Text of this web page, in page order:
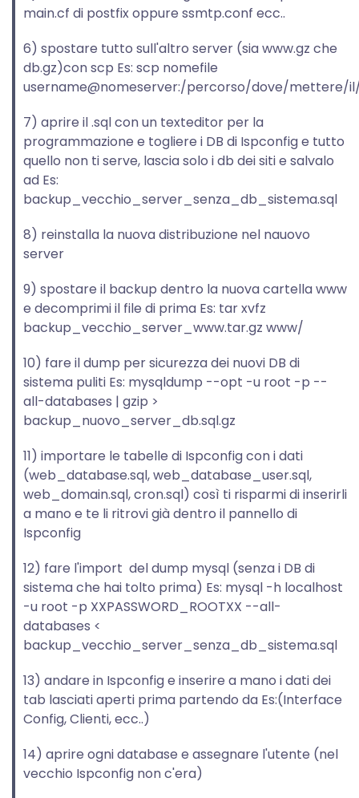
main.cf di postfix oppure ssmtp.conf ecc..
6) spostare tutto sull'altro server (sia www.gz che
db.gz)con scp Es: scp nomefile
username@nomeserver:/percorso/dove/mettere/
7) aprire il .sql con un texteditor per la
programmazione e togliere i DB di Ispconfig e tutto
quello non ti serve, lascia solo i db dei siti e salvalo
ad Es:
backup_vecchio_server_senza_db_sistema.sql
8) reinstalla la nuova distribuzione nel nauovo
server
9) spostare il backup dentro la nuova cartella www
e decomprimi il file di prima Es: tar xvfz
backup_vecchio_server_www.tar.gz www/
10) fare il dump per sicurezza dei nuovi DB di
sistema puliti Es: mysqldump --opt -u root -p --
all-databases | gzip >
backup_nuovo_server_db.sql.gz
11) importare le tabelle di Ispconfig con i dati
(web_database.sql, web_database_user.sql,
web_domain.sql, cron.sql) così ti risparmi di inserirli
a mano e te li ritrovi già dentro il pannello di
Ispconfig
12) fare l'import del dump mysql (senza i DB di
sistema che hai tolto prima) Es: mysql -h localhost
-u root -p XXPASSWORD_ROOTXX --all-
databases <
backup_vecchio_server_senza_db_sistema.sql
13) andare in Ispconfig e inserire a mano i dati dei
tab lasciati aperti prima partendo da Es:(Interface
Config, Clienti, ecc..)
14) aprire ogni database e assegnare l'utente (nel
vecchio Ispconfig non c'era)